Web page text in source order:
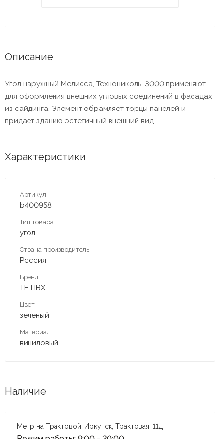
Описание
Угол наружный Мелисса, Технониколь, 3000 применяют
для оформления внешних угловых соединений в фасадах
из сайдинга. Элемент обрамляет торцы панелей и
придаёт зданию эстетичный внешний вид.
Характеристики
Артикул
b400958
Тип товара
угол
Страна производитель
Россия
Бренд
ТН ПВХ
Цвет
зеленый
Материал
виниловый
Наличие
Метр на Трактовой, Иркутск, Трактовая, 11д